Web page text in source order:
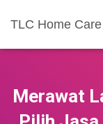
TLC Home
Merawat